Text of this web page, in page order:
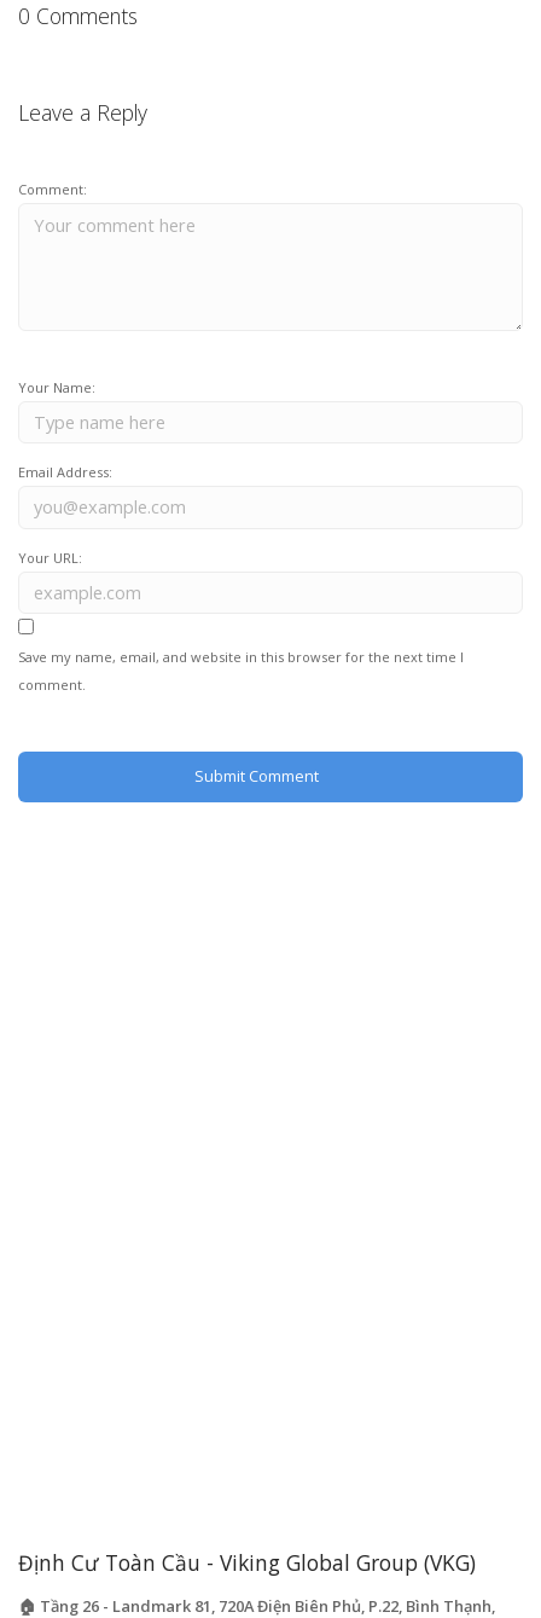
0 Comments
Leave a Reply
Comment:
Your Name:
Email Address:
Your URL:
Save my name, email, and website in this browser for the next time I
comment.
Định Cư Toàn Cầu - Viking Global Group (VKG)
🏠 Tầng 26 - Landmark 81, 720A Điện Biên Phủ, P.22, Bình Thạnh,